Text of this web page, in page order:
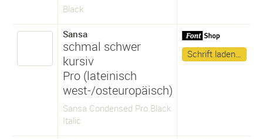
Black
Sansa
schmal schwer
kursiv
Pro (lateinisch
west-/osteuropäisch)
Sansa Condensed Pro Black
Italic
Schrift laden…